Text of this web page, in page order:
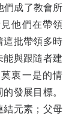
們成了教會所
他們在帶領
這批帶領多時
與跟隨者建
衷一是的情
發展目標。
結元素；父母